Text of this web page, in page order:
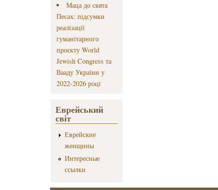
Маца до свята
Песах: підсумки
реалізації
гуманітарного
проєкту World
Jewish Congress та
Вааду України у
2022-2026 році
Еврейський
світ
Еврейские
женщины
Интересные
ссылки